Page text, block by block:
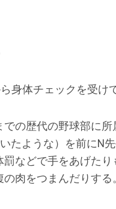
ら身体チェックを受け
での歴代の野球部に
たような）を前にN
罰などで手をあげた
肉をつまんだりする